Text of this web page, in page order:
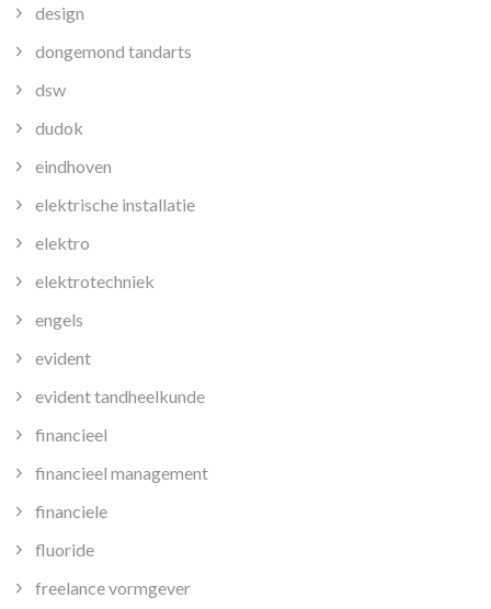
design
dongemond tandarts
dsw
dudok
eindhoven
elektrische installatie
elektro
elektrotechniek
engels
evident
evident tandheelkunde
financieel
financieel management
financiele
fluoride
freelance vormgever